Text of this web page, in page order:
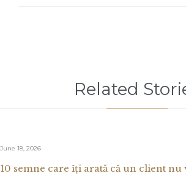
Related
June 18, 2026
10 semne care îți arată că un client nu